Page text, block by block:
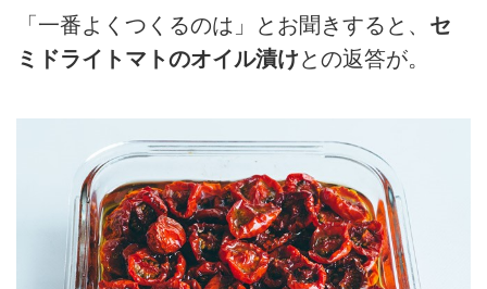
「一番よくつくるのは」とお聞きすると、 セ
ミドライトマトのオイル漬けとの返答が。